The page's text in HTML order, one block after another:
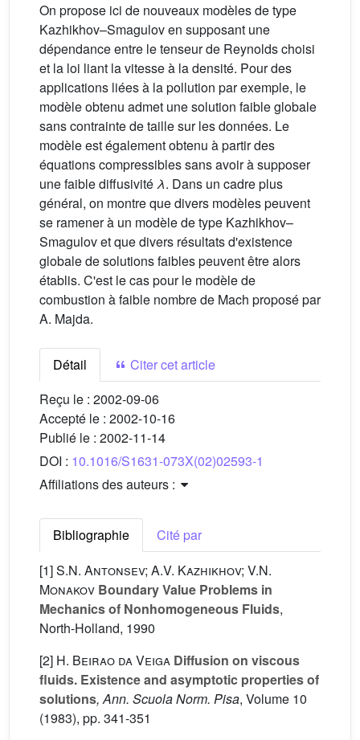
On propose ici de nouveaux modèles de type
Kazhikhov–Smagulov en supposant une
dépendance entre le tenseur de Reynolds choisi
et la loi liant la vitesse à la densité. Pour des
applications liées à la pollution par exemple, le
modèle obtenu admet une solution faible globale
sans contrainte de taille sur les données. Le
modèle est également obtenu à partir des
équations compressibles sans avoir à supposer
une faible diffusivitéλ. Dans un cadre plus
général, on montre que divers modèles peuvent
se ramener à un modèle de type Kazhikhov–
Smagulov et que divers résultats d'existence
globale de solutions faibles peuvent être alors
établis. C'est le cas pour le modèle de
combustion à faible nombre de Mach proposé par
A. Majda.
Détail
Citer cet article
Reçu le : 2002-09-06
Accepté le : 2002-10-16
Publié le : 2002-11-14
DOI : 10.1016/S1631-073X(02)02593-1
Affiliations des auteurs :
Bibliographie
Cité par
[1]S.N. Antonsev; A.V. Kazhikhov; V.N.
Monakov Boundary Value Problems in
Mechanics of Nonhomogeneous Fluids,
North-Holland, 1990
[2] H. Beirao da Veiga Diffusion on viscous
fluids. Existence and asymptotic properties of
solutions, Ann. Scuola Norm. Pisa, Volume 10
(1983), pp. 341-351